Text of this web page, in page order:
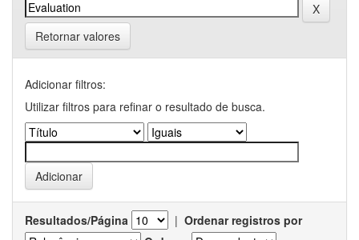
Retornar valores
Adicionar filtros:
Utilizar filtros para refinar o resultado de busca.
Resultados/Página | Ordenar registros por